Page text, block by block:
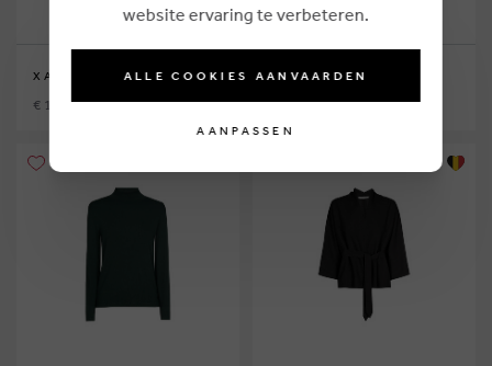
XANDRES
€ 199,00
XANDRES
€ 99,00
website ervaring te verbeteren.
ALLE COOKIES AANVAARDEN
AANPASSEN